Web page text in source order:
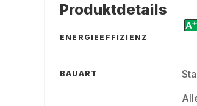
Produktdetails
ENERGIEEFFIZIENZ
BAUART